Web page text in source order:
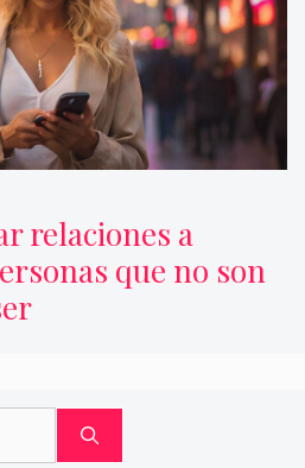
relaciones a
que no son